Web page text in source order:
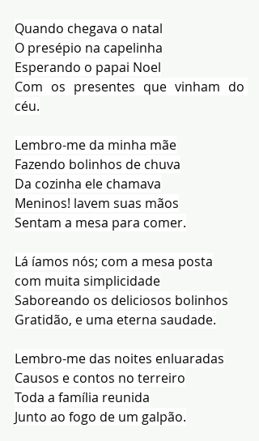
Quando chegava o natal
O presépio na capelinha
Esperando o papai Noel
Com os presentes que vinham do
céu.
Lembro-me da minha mãe
Fazendo bolinhos de chuva
Da cozinha ele chamava
Meninos! lavem suas mãos
Sentam a mesa para comer.
Lá íamos nós; com a mesa posta
com muita simplicidade
Saboreando os deliciosos bolinhos
Gratidão, e uma eterna saudade.
Lembro-me das noites enluaradas
Causos e contos no terreiro
Toda a família reunida
Junto ao fogo de um galpão.